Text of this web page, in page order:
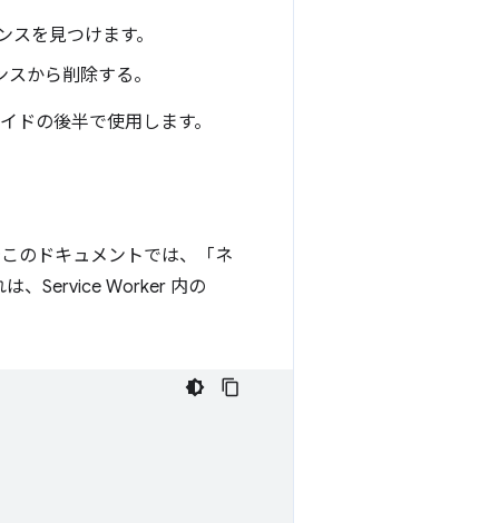
を見つけます。
から削除する。
ドの後半で使用します。
のドキュメントでは、「ネ
、Service Worker 内の